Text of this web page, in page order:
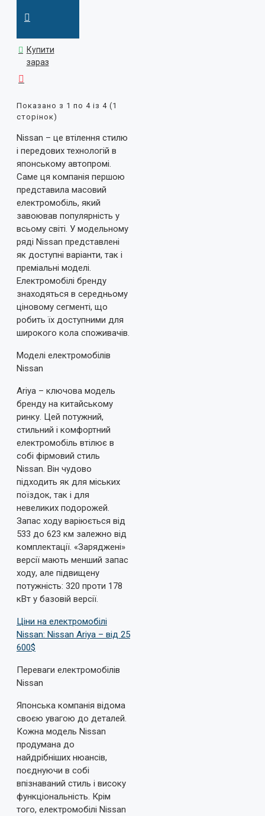
Купити
зараз
Показано з 1 по 4 із 4 (1
сторінок)
Nissan – це втілення стилю
і передових технологій в
японському автопромі.
Саме ця компанія першою
представила масовий
електромобіль, який
завоював популярність у
всьому світі. У модельному
ряді Nissan представлені
як доступні варіанти, так і
преміальні моделі.
Електромобілі бренду
знаходяться в середньому
ціновому сегменті, що
робить їх доступними для
широкого кола споживачів.
Моделі електромобілів
Nissan
Ariya – ключова модель
бренду на китайському
ринку. Цей потужний,
стильний і комфортний
електромобіль втілює в
собі фірмовий стиль
Nissan. Він чудово
підходить як для міських
поїздок, так і для
невеликих подорожей.
Запас ходу варіюється від
533 до 623 км залежно від
комплектації. «Заряджені»
версії мають менший запас
ходу, але підвищену
потужність: 320 проти 178
кВт у базовій версії.
Ціни на електромобілі
Nissan: Nissan Ariya – від 25
600$
Переваги електромобілів
Nissan
Японська компанія відома
своєю увагою до деталей.
Кожна модель Nissan
продумана до
найдрібніших нюансів,
поєднуючи в собі
впізнаваний стиль і високу
функціональність. Крім
того, електромобілі Nissan